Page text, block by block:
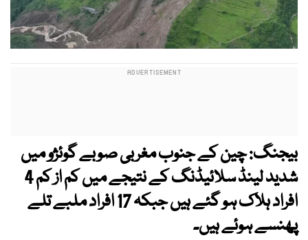
بیجنگ: چین کے جنوب مغربی صوبے گوئژو میں
شدید لینڈ سلائیڈنگ کے نتیجے میں کم از کم 4
افراد ہلاک ہو گئے ہیں جبکہ 17 افراد ملبے تلے
پھنسے ہوئے ہیں۔